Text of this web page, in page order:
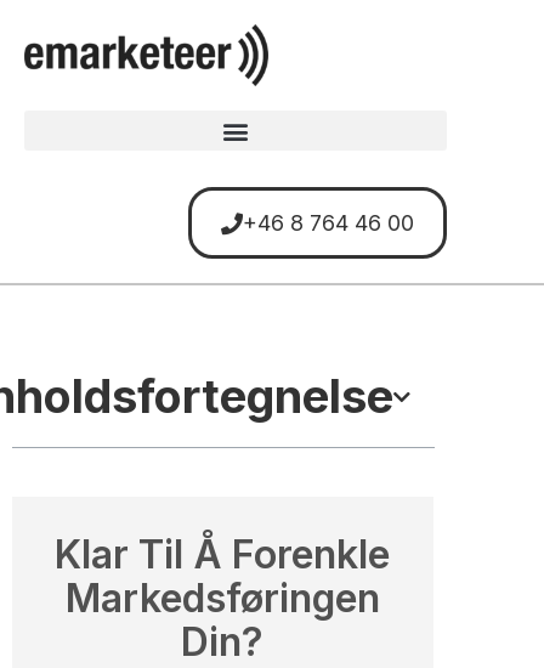
+46 8 764 46 00
Klar Til Å Forenkle
Markedsføringen
Din?